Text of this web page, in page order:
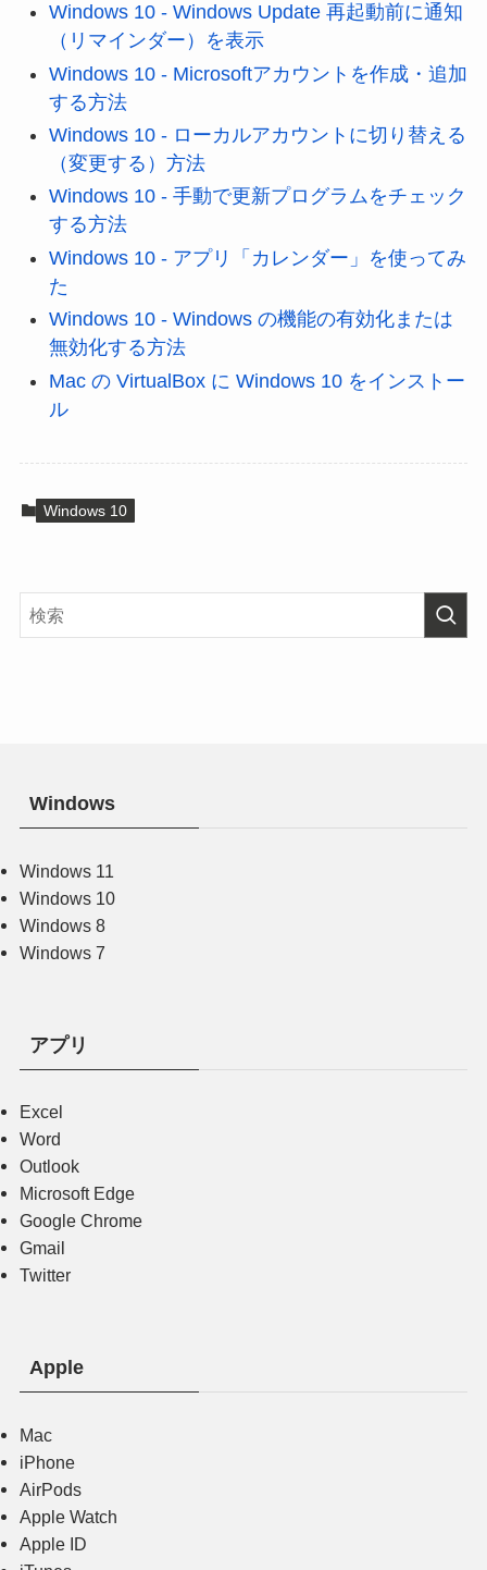
Windows 10 - Windows Update 再起動前に通知
（リマインダー）を表示
Windows 10 - Microsoftアカウントを作成・追加
する方法
Windows 10 - ローカルアカウントに切り替える
（変更する）方法
Windows 10 - 手動で更新プログラムをチェック
する方法
Windows 10 - アプリ「カレンダー」を使ってみ
た
Windows 10 - Windows の機能の有効化または
無効化する方法
Mac の VirtualBox に Windows 10 をインストー
ル
Windows 10
Windows
Windows 11
Windows 10
Windows 8
Windows 7
アプリ
Excel
Word
Outlook
Microsoft Edge
Google Chrome
Gmail
Twitter
Apple
Mac
iPhone
AirPods
Apple Watch
Apple ID